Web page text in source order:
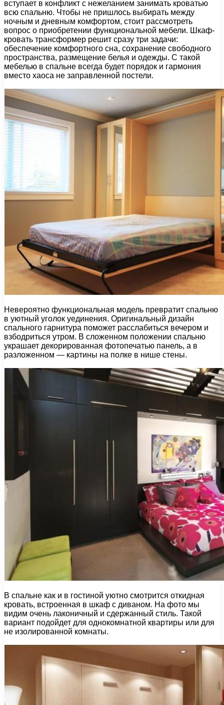
вступает в конфликт с нежеланием занимать кроватью
всю спальню. Чтобы не пришлось выбирать между
ночным и дневным комфортом, стоит рассмотреть
вопрос о приобретении функциональной мебели. Шкаф-
кровать трансформер решит сразу три задачи:
обеспечение комфортного сна, сохранение свободного
пространства, размещение белья и одежды. С такой
мебелью в спальне всегда будет порядок и гармония
вместо хаоса не заправленной постели.
Невероятно функциональная модель превратит спальню
в уютный уголок уединения. Оригинальный дизайн
спального гарнитура поможет расслабиться вечером и
взбодриться утром. В сложенном положении спальню
украшает декорированная фотопечатью панель, а в
разложенном — картины на полке в нише стены.
В спальне как и в гостиной уютно смотрится откидная
кровать, встроенная в шкаф с диваном. На фото мы
видим очень лаконичный и сдержанный стиль. Такой
вариант подойдет для однокомнатной квартиры или для
не изолированной комнаты.